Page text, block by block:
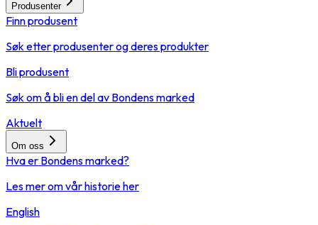
Produsenter
Finn produsent
Søk etter produsenter og deres produkter
Bli produsent
Søk om å bli en del av Bondens marked
Aktuelt
Om oss
Hva er Bondens marked?
Les mer om vår historie her
English